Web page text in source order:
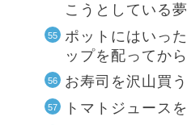
こうとしている夢
ポットにはいっ
ップを配ってか
お寿司を沢山買
トマトジュース